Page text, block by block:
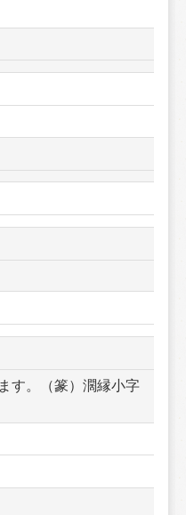
す。（篆）濶縁小字